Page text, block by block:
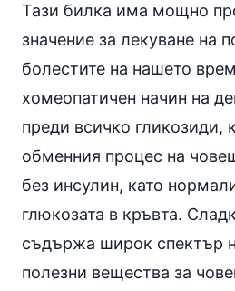
Тази билка има мощно
значение за лекуване на
болестите на нашето
хомеопатичен начин на
преди всичко гликозиди,
обменния процес на
без инсулин, като
глюкозата в кръвта.
съдържа широк спектър
полезни вещества за